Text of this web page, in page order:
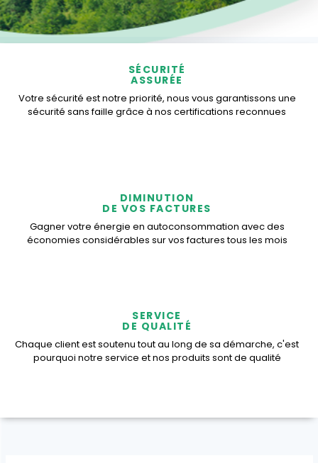
SÉCURITÉ
ASSURÉE
Votre sécurité est notre priorité, nous vous garantissons une
sécurité sans faille grâce à nos certifications reconnues
DIMINUTION
DE VOS FACTURES
Gagner votre énergie en autoconsommation avec des
économies considérables sur vos factures tous les mois
SERVICE
DE QUALITÉ
Chaque client est soutenu tout au long de sa démarche, c'est
pourquoi notre service et nos produits sont de qualité